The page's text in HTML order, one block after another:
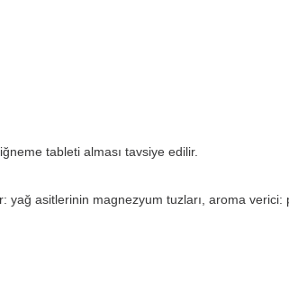
tableti alması tavsiye edilir.
asitlerinin magnezyum tuzları, aroma verici: